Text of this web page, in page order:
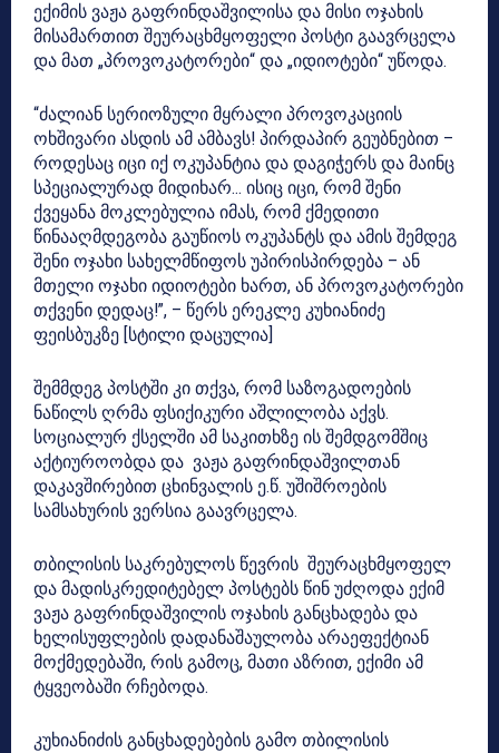
ექიმის ვაჟა გაფრინდაშვილისა და მისი ოჯახის
მისამართით შეურაცხმყოფელი პოსტი გაავრცელა
და მათ „პროვოკატორები“ და „იდიოტები“ უწოდა.
“ძალიან სერიოზული მყრალი პროვოკაციის
ოხშივარი ასდის ამ ამბავს! პირდაპირ გეუბნებით –
როდესაც იცი იქ ოკუპანტია და დაგიჭერს და მაინც
სპეციალურად მიდიხარ… ისიც იცი, რომ შენი
ქვეყანა მოკლებულია იმას, რომ ქმედითი
წინააღმდეგობა გაუწიოს ოკუპანტს და ამის შემდეგ
შენი ოჯახი სახელმწიფოს უპირისპირდება – ან
მთელი ოჯახი იდიოტები ხართ, ან პროვოკატორები
თქვენი დედაც!”, – წერს ერეკლე კუხიანიძე
ფეისბუკზე [სტილი დაცულია]
შემმდეგ პოსტში კი თქვა, რომ საზოგადოების
ნაწილს ღრმა ფსიქიკური აშლილობა აქვს.
სოციალურ ქსელში ამ საკითხზე ის შემდგომშიც
აქტიუროობდა და ვაჟა გაფრინდაშვილთან
დაკავშირებით ცხინვალის ე.წ. უშიშროების
სამსახურის ვერსია გაავრცელა.
თბილისის საკრებულოს წევრის შეურაცხმყოფელ
და მადისკრედიტებელ პოსტებს წინ უძღოდა ექიმ
ვაჟა გაფრინდაშვილის ოჯახის განცხადება და
ხელისუფლების დადანაშაულობა არაეფექტიან
მოქმედებაში, რის გამოც, მათი აზრით, ექიმი ამ
ტყვეობაში რჩებოდა.
კუხიანიძის განცხადებების გამო თბილისის